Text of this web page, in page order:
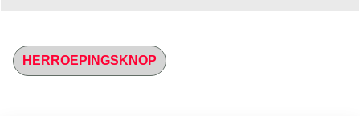
HERROEPINGSKNOP